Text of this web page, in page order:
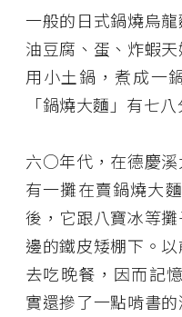
一般的日式鍋燒烏
油豆腐、蛋、炸蝦
用小土鍋，煮成一
「鍋燒大麵」有七八
六○年代，在德慶溪
有一攤在賣鍋燒大
後，它跟八寶冰等
邊的鐵皮矮棚下。
去吃晚餐，因而記
實還摻了一點啃書